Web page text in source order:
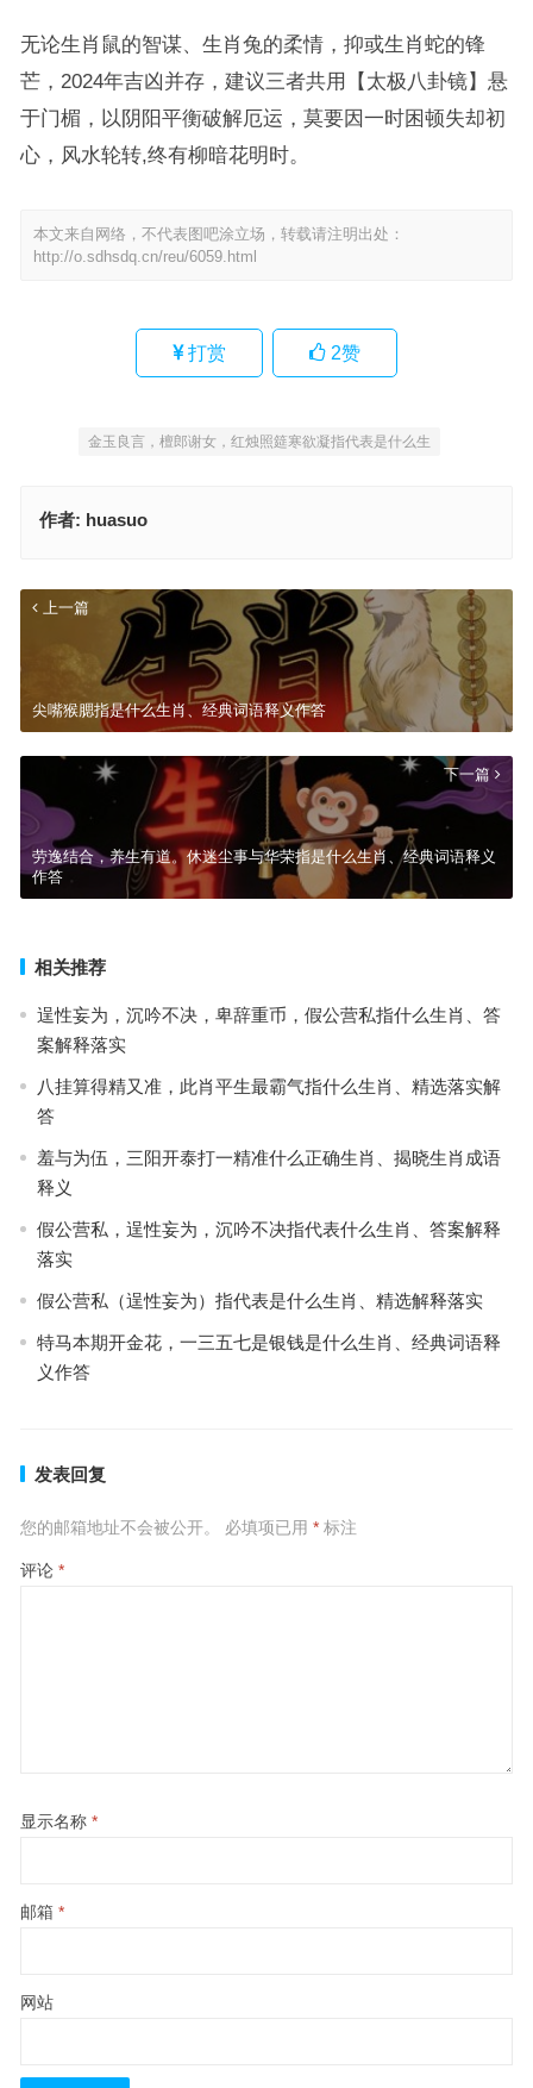
无论生肖鼠的智谋、生肖兔的柔情，抑或生肖蛇的锋
芒，2024年吉凶并存，建议三者共用【太极八卦镜】悬
于门楣，以阴阳平衡破解厄运，莫要因一时困顿失却初
心，风水轮转,终有柳暗花明时。
本文来自网络，不代表图吧涂立场，转载请注明出处：
http://o.sdhsdq.cn/reu/6059.html
打赏 2赞
金玉良言，檀郎谢女，红烛照筵寒欲凝指代表是什么生
作者: huasuo
上一篇
尖嘴猴腮指是什么生肖、经典词语释义作答
下一篇
劳逸结合，养生有道。休迷尘事与华荣指是什么生肖、经典词语释义
作答
相关推荐
逞性妄为，沉吟不决，卑辞重币，假公营私指什么生肖、答
案解释落实
八挂算得精又准，此肖平生最霸气指什么生肖、精选落实解
答
羞与为伍，三阳开泰打一精准什么正确生肖、揭晓生肖成语
释义
假公营私，逞性妄为，沉吟不决指代表什么生肖、答案解释
落实
假公营私（逞性妄为）指代表是什么生肖、精选解释落实
特马本期开金花，一三五七是银钱是什么生肖、经典词语释
义作答
发表回复
您的邮箱地址不会被公开。 必填项已用 *标注
评论 *
显示名称 *
邮箱 *
网站